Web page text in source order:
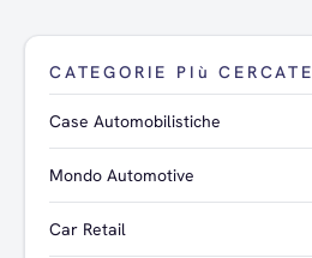
CATEGORIE PIù CERCATE
Case Automobilistiche
Mondo Automotive
Car Retail